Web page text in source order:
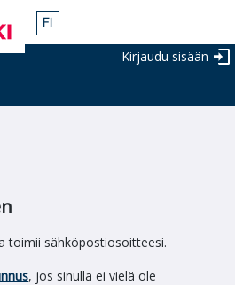
Kirjaudu sisään
toimii sähköpostiosoitteesi.
, jos sinulla ei vielä ole